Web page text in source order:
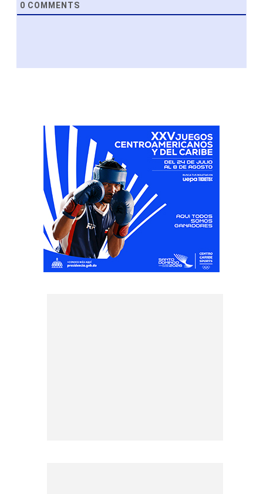
0 COMMENTS